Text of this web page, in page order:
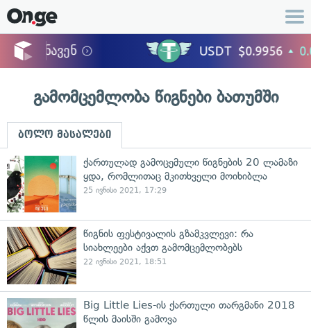
გამომცემლობა წიგნები ბათუმში
ბოლო მასალები
ქართულად გამოცემული წიგნების 20 ლამაზი
ყდა, რომლითაც მკითხველი მოიხიბლა
25 ივნისი 2021, 17:29
წიგნის ფესტივალის გზამკვლევი: რა
სიახლეები აქვთ გამომცემლობებს
22 ივნისი 2021, 18:51
Big Little Lies-ის ქართული თარგმანი 2018
წლის მაისში გამოვა